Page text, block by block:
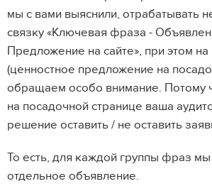
мы с вами выяснили, отрабатывать
связку «Ключевая фраза -
Предложение на сайте», при этом
(ценностное предложение на
обращаем особо внимание. Потому
на посадочной странице ваша
решение оставить / не оставить
То есть, для каждой группы фраз
отдельное объявление.